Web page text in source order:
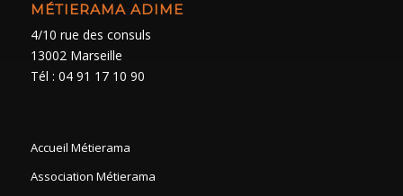
MÉTIERAMA ADIME
4/10 rue des consuls
13002 Marseille
Tél : 04 91 17 10 90
Accueil Métierama
Association Métierama